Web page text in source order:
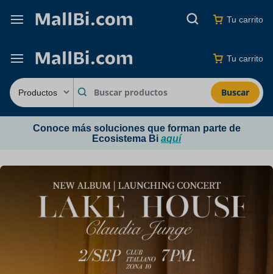
Tu carrito
Buscar
Tu carrito
Conoce más soluciones que forman parte de
Ecosistema Bi aquí